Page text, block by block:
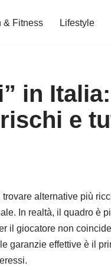
& Fitness Lifestyle
in
e
trovare alternative più
In realtà, il quadro è
il giocatore non
garanzie effettive è il